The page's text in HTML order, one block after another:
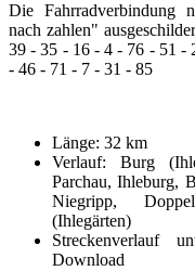
Die Fahrradverbindung
nach zahlen"
39 - 35 - 16 - 4 - 76 - 51 -
- 46 - 71 - 7 - 31 - 85
Länge: 32 km
Verlauf: Burg
Parchau, Ihleburg,
Niegripp,
(Ihlegärten)
Streckenverlauf
Download